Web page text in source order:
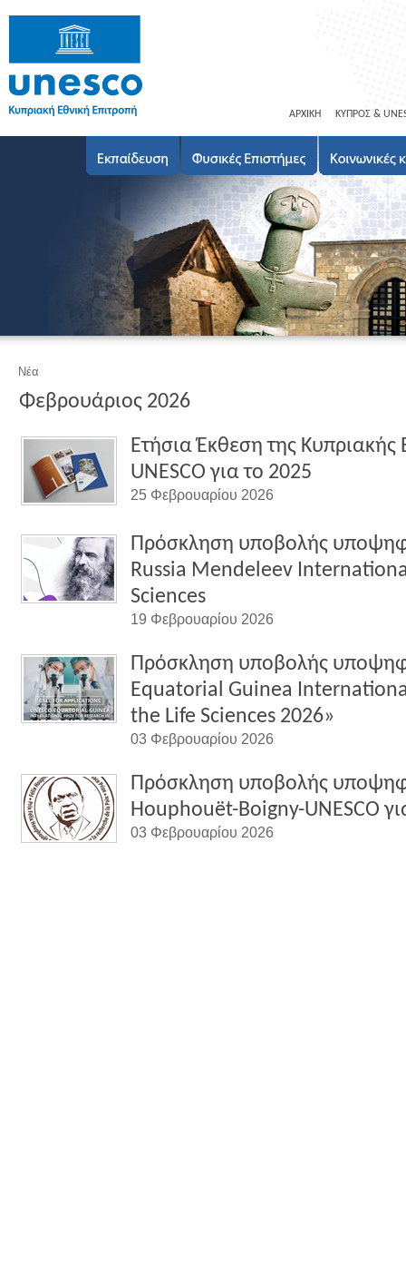
ΑΡΧΙΚΗ ΚΥΠΡΟΣ &
Νέα
Φεβρουάριος 2026
Ετήσια Έκθεση της Κυπριακής
UNESCO για το 2025
25 Φεβρουαρίου 2026
Πρόσκληση υποβολής
Russia Mendeleev
Sciences
19 Φεβρουαρίου 2026
Πρόσκληση υποβολής
Equatorial Guinea
the Life Sciences 2026»
03 Φεβρουαρίου 2026
Πρόσκληση υποβολής
Houphouët-Boigny-UNESCO
03 Φεβρουαρίου 2026